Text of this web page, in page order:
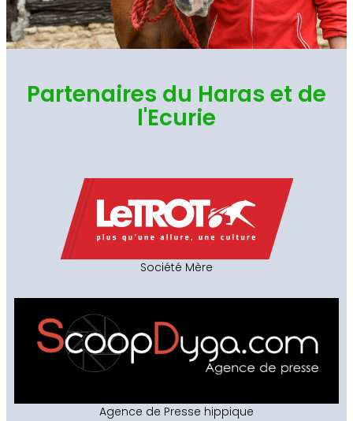
Partenaires du Haras et de
l'Ecurie
Société Mère
Agence de Presse hippique